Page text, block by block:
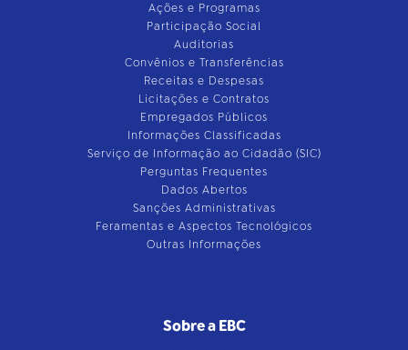
Ações e Programas
Participação Social
Auditorias
Convênios e Transferências
Receitas e Despesas
Licitações e Contratos
Empregados Públicos
Informações Classificadas
Serviço de Informação ao Cidadão (SIC)
Perguntas Frequentes
Dados Abertos
Sanções Administrativas
Feramentas e Aspectos Tecnológicos
Outras Informações
Sobre a EBC